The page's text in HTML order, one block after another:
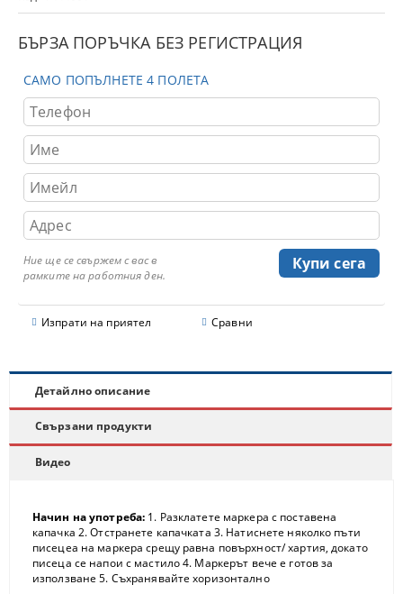
БЪРЗА ПОРЪЧКА БЕЗ РЕГИСТРАЦИЯ
САМО ПОПЪЛНЕТЕ 4 ПОЛЕТА
Ние ще се свържем с вас в
рамките на работния ден.
Изпрати на приятел Сравни
Детайлно описание
Свързани продукти
Видео
Начин на употреба: 1. Разклатете маркера с поставена
капачка 2. Отстранете капачката 3. Натиснете няколко пъти
писецеа на маркера срещу равна повърхност/ хартия, докато
писеца се напои с мастило 4. Маркерът вече е готов за
използване 5. Съхранявайте хоризонтално